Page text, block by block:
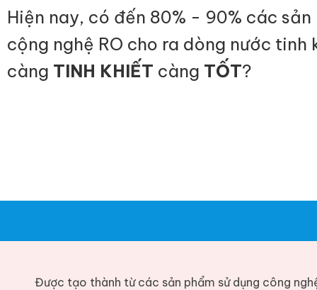
Hiện nay, có đến 80% - 90% các
cộng nghệ RO cho ra dòng nước
càng TINH KHIẾT càng TỐT?
Được tạo thành từ các sản phẩm sử dụng công